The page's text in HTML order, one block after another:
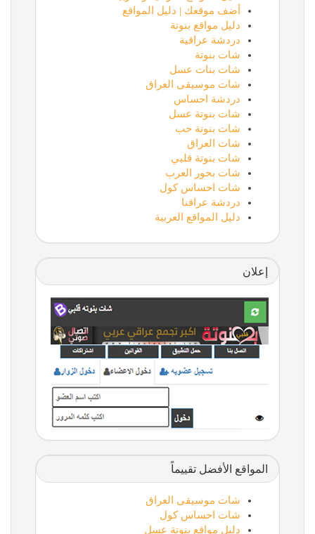
أضف موقعك | دليل المواقع
دليل مواقع بنوتة
دردشة عراقية
شات بنوتة
شات بنات عسل
شات موسيقى العراق
دردشة احساس
شات بنوتة عسل
شات بنوتة حب
شات العراق
شات بنوتة قلبي
شات بحور العرب
شات احساس كول
دردشة عراقنا
دليل المواقع العربية
إعلان
المواقع الأفضل تقييماً
شات موسيقى العراق
شات احساس كول
دليل مواقع بنوتة عسل